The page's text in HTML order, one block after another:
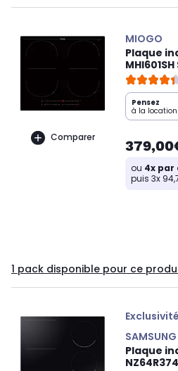
Comparer
MIOGO
Plaque
Pensez
à la location
ou 4x par
puis 3x
1 pack disponible pour ce
SAMSUNG
Plaque